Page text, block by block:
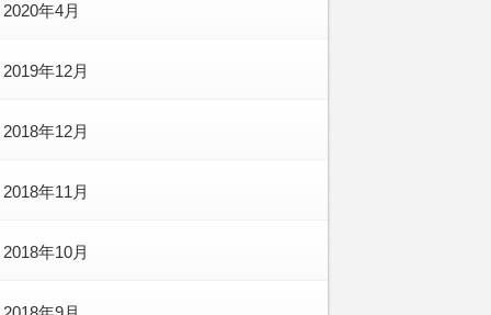
2020年4月
2019年12月
2018年12月
2018年11月
2018年10月